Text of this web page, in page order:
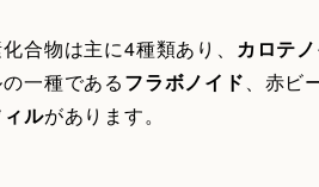
合物は主に4種類あり、 カロテ
一種であるフラボノイド、赤ビ
ルがあります。